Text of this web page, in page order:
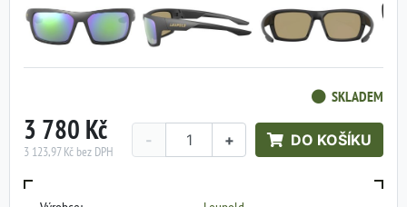
SKLADEM
3 780 Kč
3 123,97 Kč bez DPH
+
- DO KOŠÍKU